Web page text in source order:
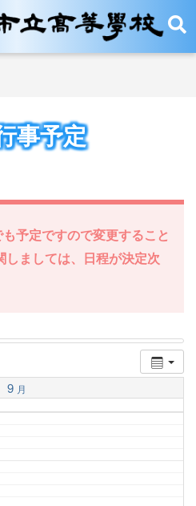
事予定
予定ですので変更すること
しましては、日程が決定次
9 月